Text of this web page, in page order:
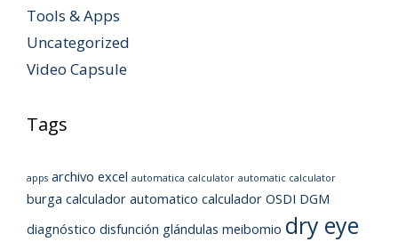
Tools & Apps
Uncategorized
Video Capsule
Tags
apps archivo excel automatica calculator automatic calculator
burga calculador automatico calculador OSDI DGM
diagnóstico disfunción glándulas meibomio dry eye